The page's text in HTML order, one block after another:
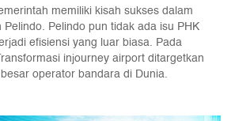
memiliki kisah sukses dalam
Pelindo pun tidak ada isu PHK
efisiensi yang luar biasa. Pada
injourney airport ditargetkan
operator bandara di Dunia.